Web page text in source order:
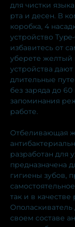
для чистки
рта и десен. В
коробка, 4
устройство
избавитесь от
уберете
устройства
длительные
без заряда до
запоминания
работе.
Отбеливающая
разработан для
предназначена
гигиены зубов,
так и в
Ополаскиватель
своем составе